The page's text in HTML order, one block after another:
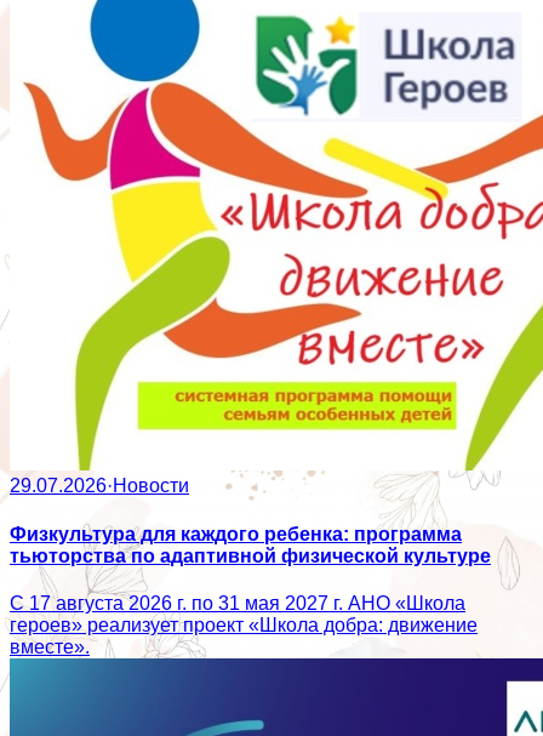
29.07.2026·Новости
Физкультура для каждого ребенка: программа
тьюторства по адаптивной физической культуре
С 17 августа 2026 г. по 31 мая 2027 г. АНО «Школа
героев» реализует проект «Школа добра: движение
вместе».